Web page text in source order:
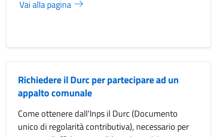
Vai alla pagina
Richiedere il Durc per partecipare ad un
appalto comunale
Come ottenere dall'Inps il Durc (Documento
unico di regolarità contributiva), necessario per